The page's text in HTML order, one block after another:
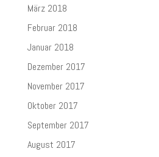
März 2018
Februar 2018
Januar 2018
Dezember 2017
November 2017
Oktober 2017
September 2017
August 2017